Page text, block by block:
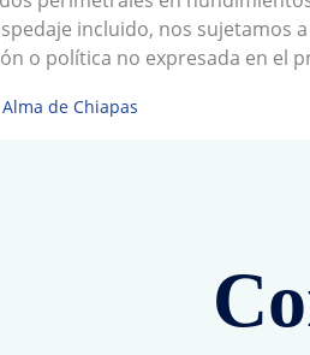
incluido, nos sujetamos
o política no expresada en el
de Chiapas